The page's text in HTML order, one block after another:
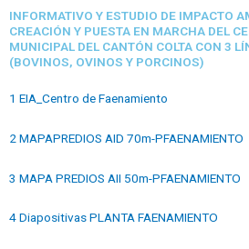
INFORMATIVO Y ESTUDIO DE IMPACTO
CREACIÓN Y PUESTA EN MARCHA DEL
MUNICIPAL DEL CANTÓN COLTA CON 3
(BOVINOS, OVINOS Y PORCINOS)
1 EIA_Centro de Faenamiento
2 MAPAPREDIOS AID 70m-PFAENAMIENTO
3 MAPA PREDIOS AII 50m-PFAENAMIENTO
4 Diapositivas PLANTA FAENAMIENTO